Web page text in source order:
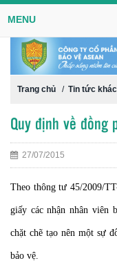
MENU
Trang chủ / Tin tức khác
Quy định về đồng
27/07/2015
Theo thông tư 45/2009/
giấy các nhận nhân viên
chặt chẽ tạo nên một sự
bảo vệ.